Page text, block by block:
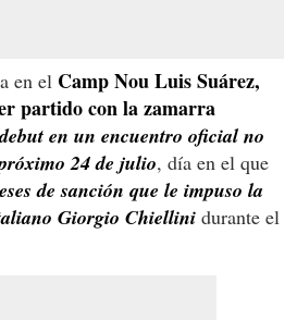
en el Camp NouLuis Suárez,
partido con la zamarra
en un encuentro oficial no
24 de julio, día en el que
de sanción que le impuso la
Giorgio Chiellini durante el